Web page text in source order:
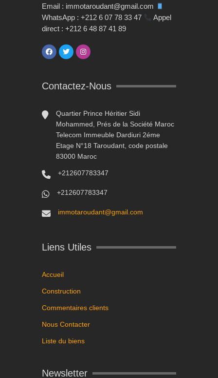
Email : immotaroudant@gmail.com
WhatsApp : +212 6 07 78 33 47
Appel
direct : +212 6 48 87 41 89
Contactez-Nous
Quartier Prince Héritier Sidi
Mohammed, Prés de la Société Maroc
Telecom Immeuble Dardiuri 2éme
Etage N°18 Taroudant, code postale
83000 Maroc
+212607783347
+212607783347
immotaroudant@gmail.com
Liens Utiles
Accueil
Construction
Commentaires clients
Nous Contacter
Liste du biens
Newsletter